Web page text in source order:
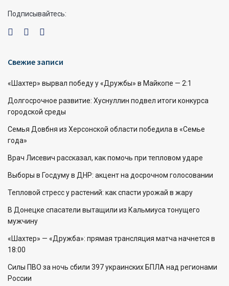
Подписывайтесь:
Свежие записи
«Шахтер» вырвал победу у «Дружбы» в Майкопе — 2:1
Долгосрочное развитие: Хуснуллин подвел итоги конкурса
городской среды
Семья Довбня из Херсонской области победила в «Семье
года»
Врач Лисевич рассказал, как помочь при тепловом ударе
Выборы в Госдуму в ДНР: акцент на досрочном голосовании
Тепловой стресс у растений: как спасти урожай в жару
В Донецке спасатели вытащили из Кальмиуса тонущего
мужчину
«Шахтер» — «Дружба»: прямая трансляция матча начнется в
18:00
Силы ПВО за ночь сбили 397 украинских БПЛА над регионами
России